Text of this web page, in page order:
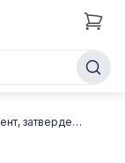
Mapei Rapp Быстрый цемент, затвердевает за 1 минуту, 5 кг